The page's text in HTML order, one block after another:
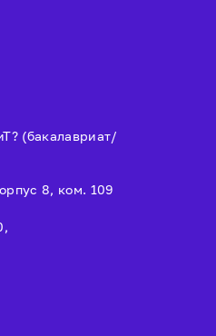
(бакалавриат/
8, ком. 109